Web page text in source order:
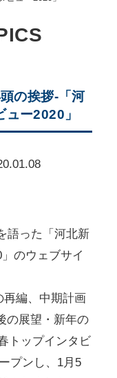
の挨拶‐「河
ー2020」
語った「河北新
のウェブサイ
編、中期計画
の展望・新年の
トップインタビ
プンし、1月5